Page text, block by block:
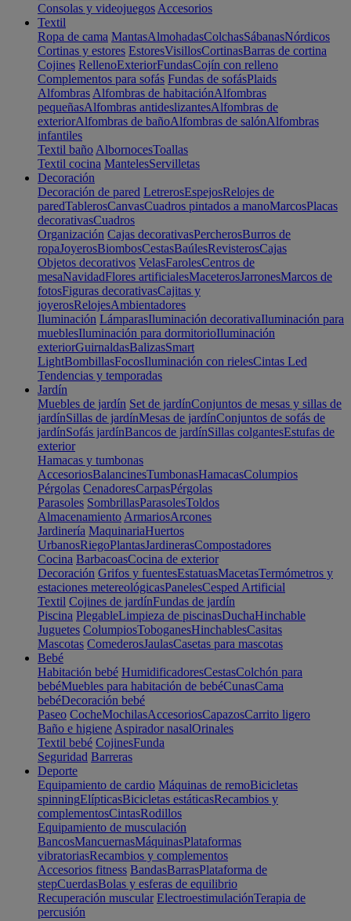
Consolas y videojuegos Accesorios
Textil
Ropa de cama MantasAlmohadasColchasSábanasNórdicos
Cortinas y estores EstoresVisillosCortinasBarras de cortina
Cojines RellenoExteriorFundasCojín con relleno
Complementos para sofás Fundas de sofásPlaids
Alfombras Alfombras de habitaciónAlfombras
pequeñasAlfombras antideslizantesAlfombras de
exteriorAlfombras de bañoAlfombras de salónAlfombras
infantiles
Textil baño AlbornocesToallas
Textil cocina MantelesServilletas
Decoración
Decoración de pared LetrerosEspejosRelojes de
paredTablerosCanvasCuadros pintados a manoMarcosPlacas
decorativasCuadros
Organización Cajas decorativasPercherosBurros de
ropaJoyerosBiombosCestasBaúlesRevisterosCajas
Objetos decorativos VelasFarolesCentros de
mesaNavidadFlores artificialesMaceterosJarronesMarcos de
fotosFiguras decorativasCajitas y
joyerosRelojesAmbientadores
Iluminación LámparasIluminación decorativaIluminación para
mueblesIluminación para dormitorioIluminación
exteriorGuirnaldasBalizasSmart
LightBombillasFocosIluminación con rielesCintas Led
Tendencias y temporadas
Jardín
Muebles de jardín Set de jardínConjuntos de mesas y sillas de
jardínSillas de jardínMesas de jardínConjuntos de sofás de
jardínSofás jardínBancos de jardínSillas colgantesEstufas de
exterior
Hamacas y tumbonas
AccesoriosBalancinesTumbonasHamacasColumpios
Pérgolas CenadoresCarpasPérgolas
Parasoles SombrillasParasolesToldos
Almacenamiento ArmariosArcones
Jardinería MaquinariaHuertos
UrbanosRiegoPlantasJardinerasCompostadores
Cocina BarbacoasCocina de exterior
Decoración Grifos y fuentesEstatuasMacetasTermómetros y
estaciones metereológicasPanelesCesped Artificial
Textil Cojines de jardínFundas de jardín
Piscina PlegableLimpieza de piscinasDuchaHinchable
Juguetes ColumpiosToboganesHinchablesCasitas
Mascotas ComederosJaulasCasetas para mascotas
Bebé
Habitación bebé HumidificadoresCestasColchón para
bebéMuebles para habitación de bebéCunasCama
bebéDecoración bebé
Paseo CocheMochilasAccesoriosCapazosCarrito ligero
Baño e higiene Aspirador nasalOrinales
Textil bebé CojinesFunda
Seguridad Barreras
Deporte
Equipamiento de cardio Máquinas de remoBicicletas
spinningElípticasBicicletas estáticasRecambios y
complementosCintasRodillos
Equipamiento de musculación
BancosMancuernasMáquinasPlataformas
vibratoriasRecambios y complementos
Accesorios fitness BandasBarrasPlataforma de
stepCuerdasBolas y esferas de equilibrio
Recuperación muscular ElectroestimulaciónTerapia de
percusión